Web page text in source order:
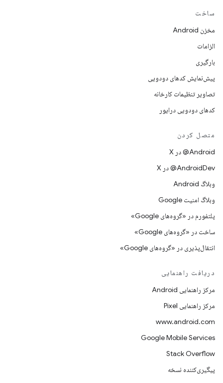
ساخت
مخزن Android
الزامات
بارگیری
پیش‌نمایش کدهای دودویی
تصاویر تنظیمات کارخانه
کدهای دودویی درایور
متصل کردن
‫‎@Android در X
‫‎@AndroidDev در X
وبلاگ Android
وبلاگ امنیت Google
پلتفورم در «گروه‌های Google»
ساخت در «گروه‌های Google»
انتقال‌پذیری در «گروه‌های Google»
دریافت راهنمایی
مرکز راهنمایی Android
مرکز راهنمایی Pixel
www.android.com
Google Mobile Services
Stack Overflow
پیگیری‌کننده نسخه